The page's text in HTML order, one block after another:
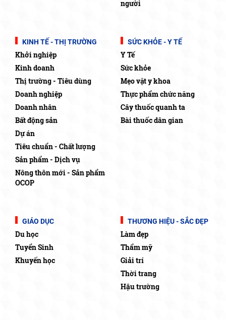
người
KINH TẾ - THỊ TRƯỜNG
Khởi nghiệp
Kinh doanh
Thị trường - Tiêu dùng
Doanh nghiệp
Doanh nhân
Bất động sản
Dự án
Tiêu chuẩn - Chất lượng
Sản phẩm - Dịch vụ
Nông thôn mới - Sản phẩm
OCOP
SỨC KHỎE - Y TẾ
Y Tế
Sức khỏe
Mẹo vặt y khoa
Thực phẩm chức năng
Cây thuốc quanh ta
Bài thuốc dân gian
GIÁO DỤC
Du học
Tuyển Sinh
Khuyến học
THƯƠNG HIỆU - SẮC ĐẸP
Làm đẹp
Thẩm mỹ
Giải trí
Thời trang
Hậu trường